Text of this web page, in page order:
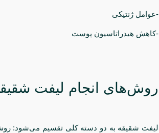
-عوامل ژنتیکی
-کاهش هیدراتاسیون پوست
روش‌های انجام لیفت
لیفت شقیقه به دو دسته کلی تقسیم می‌شود: